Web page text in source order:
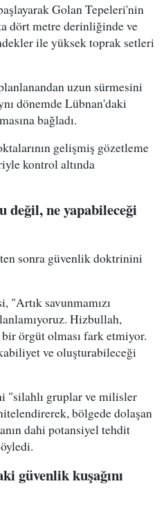
Golan Tepeleri'nin
dört metre derinliğinde ve
ile yüksek toprak setleri
uzun sürmesini
dönemde Lübnan'daki
bağladı.
gelişmiş gözetleme
kontrol altında
değil, ne yapabileceği
sonra güvenlik doktrinini
"Artık savunmamızı
Hizbullah,
örgüt olması fark etmiyor.
ve oluşturabileceği
"silahlı gruplar ve milisler
bölgede dolaşan
dahi potansiyel tehdit
güvenlik kuşağını